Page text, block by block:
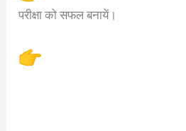
परीक्षा को सफल बनायें।